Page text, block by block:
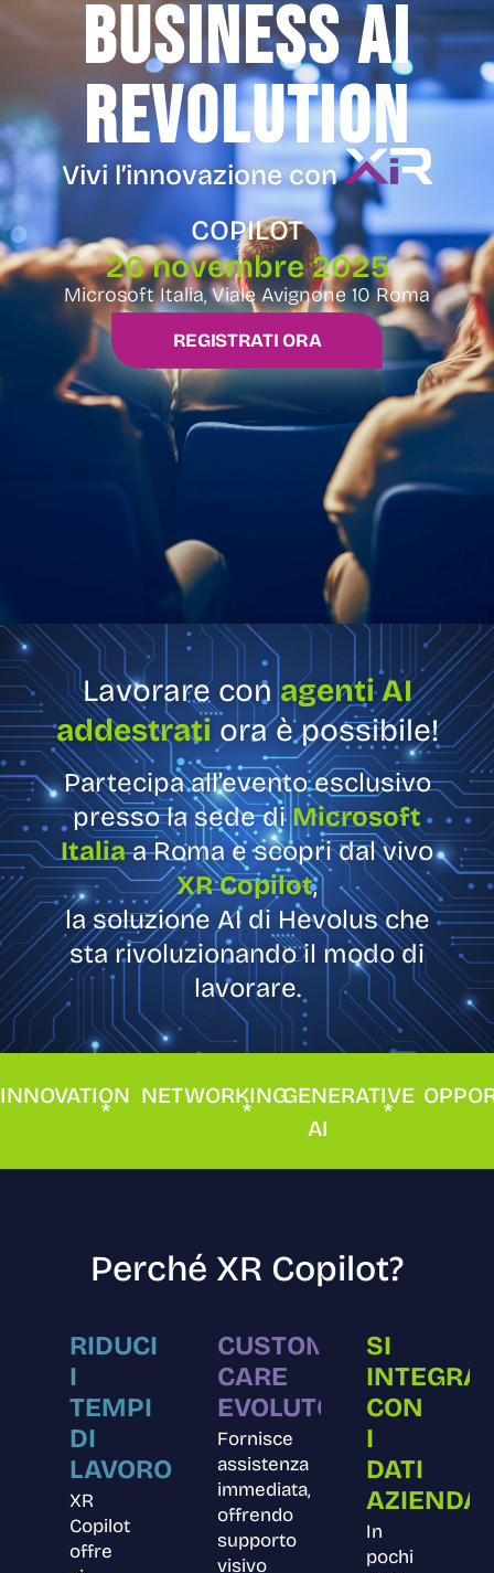
BUSINESS AI
REVOLUTION
Vivi l’innovazione con
COPILOT
26 novembre 2025
Microsoft Italia, Viale Avignone 10 Roma
REGISTRATI ORA
Lavorare con agenti AI
addestrati ora è possibile!
Partecipa all’evento esclusivo
presso la sede di Microsoft
Italiaa Roma e scopri dal vivo
XR Copilot,
la soluzione AI di Hevolus che
sta rivoluzionando il modo di
lavorare.
INNOVATION
*
NETWORKING
*
GENERATIVE
AI
*
Perché XR Copilot?
RIDUCI
I
TEMPI
DI
LAVORO
XR
Copilot
offre
CUSTOMER
CARE
EVOLUTO
Fornisce
assistenza
immediata,
offrendo
supporto
visivo
SI
INTEGRA
CON
I
DATI
In
pochi